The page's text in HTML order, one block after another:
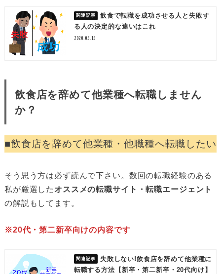
飲食で転職を成功させる人と失敗す
る人の決定的な違いはこれ
2020.05.15
飲食店を辞めて他業種へ転職しません
か？
■飲食店を辞めて他業種・他職種へ転職したい
そう思う方は必ず読んで下さい。数回の転職経験のある
私が厳選した オススメの転職サイト・転職エージェント
の解説もしてます。
※20代・第二新卒向けの内容です
失敗しない!飲食店を辞めて他業種に
転職する方法【新卒・第二新卒・20代向け】